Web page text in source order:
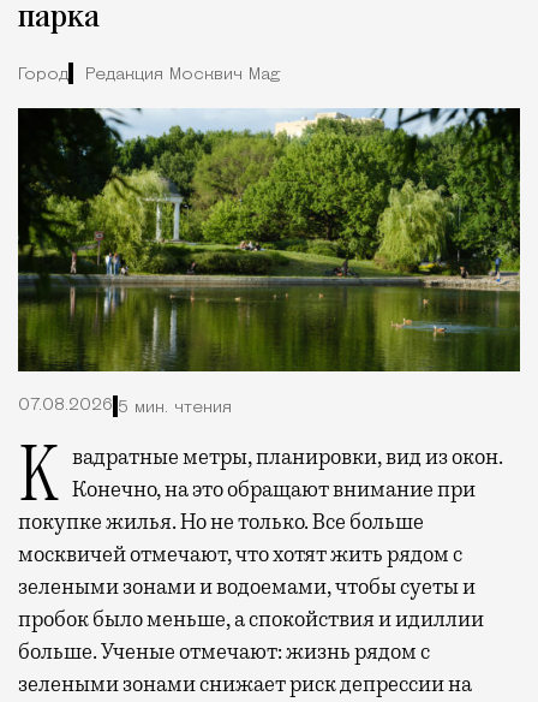
парка
Город Редакция Москвич Mag
07.08.2026 5 мин. чтения
Квадратные метры, планировки, вид из окон. Конечно, на это обращают внимание при
покупке жилья. Но не только. Все больше
москвичей отмечают, что хотят жить рядом с
зелеными зонами и водоемами, чтобы суеты и
пробок было меньше, а спокойствия и идиллии
больше. Ученые отмечают: жизнь рядом с
зелеными зонами снижает риск депрессии на